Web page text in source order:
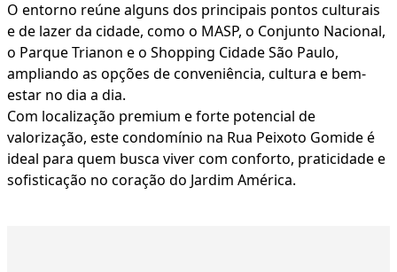
O entorno reúne alguns dos principais pontos culturais
e de lazer da cidade, como o MASP, o Conjunto Nacional,
o Parque Trianon e o Shopping Cidade São Paulo,
ampliando as opções de conveniência, cultura e bem-
estar no dia a dia.
Com localização premium e forte potencial de
valorização, este condomínio na Rua Peixoto Gomide é
ideal para quem busca viver com conforto, praticidade e
sofisticação no coração do Jardim América.